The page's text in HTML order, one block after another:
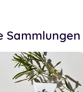
Sammlungen